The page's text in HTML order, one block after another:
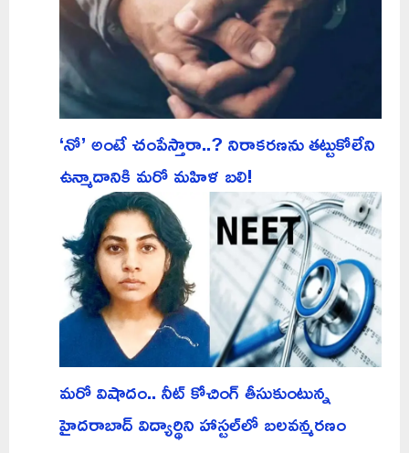
‘నో’ అంటే చంపేస్తారా..? నిరాకరణను తట్టుకోలేని
ఉన్మాదానికి మరో మహిళ బలి!
మరో విషాదం.. నీట్ కోచింగ్ తీసుకుంటున్న
హైదరాబాద్ విద్యార్థిని హాస్టల్‌లో బలవన్మరణం